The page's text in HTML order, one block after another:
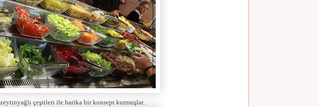
çeşitleri ile harika bir konsept kurmuşlar..